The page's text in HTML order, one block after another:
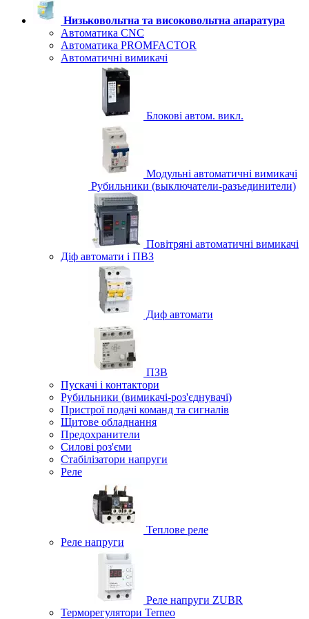
Низьковольтна та високовольтна апаратура
Автоматика CNC
Автоматика PROMFACTOR
Автоматичні вимикачі
Блокові автом. викл.
Модульні автоматичні вимикачі
Рубильники (выключатели-разъединители)
Повітряні автоматичні вимикачі
Діф автомати і ПВЗ
Диф автомати
ПЗВ
Пускачі і контактори
Рубильники (вимикачі-роз'єднувачі)
Пристрої подачі команд та сигналів
Щитове обладнання
Предохранители
Силові роз'єми
Стабілізатори напруги
Реле
Теплове реле
Реле напруги
Реле напруги ZUBR
Терморегулятори Terneo